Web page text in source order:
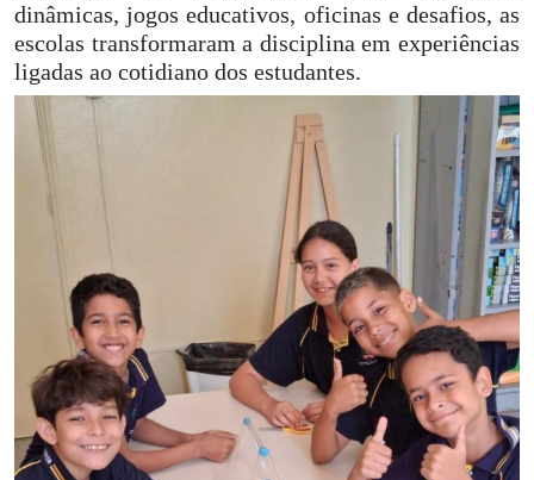
dinâmicas, jogos educativos, oficinas e desafios, as
escolas transformaram a disciplina em experiências
ligadas ao cotidiano dos estudantes.